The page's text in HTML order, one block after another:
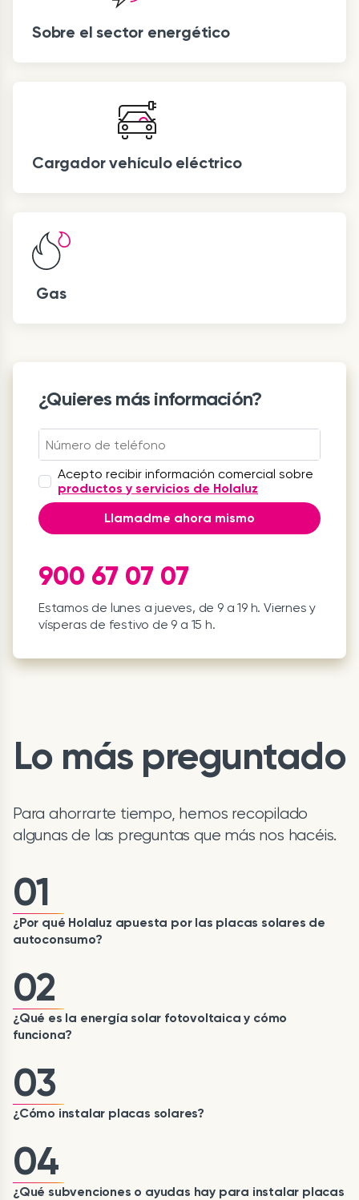
Sobre el sector energético
Cargador vehículo eléctrico
Gas
¿Quieres más información?
Acepto recibir información comercial sobre
productos y servicios de Holaluz
Llamadme ahora mismo
900 67 07 07
Estamos de lunes a jueves, de 9 a 19 h. Viernes y
vísperas de festivo de 9 a 15 h.
Lo más preguntado
Para ahorrarte tiempo, hemos recopilado
algunas de las preguntas que más nos hacéis.
01
¿Por qué Holaluz apuesta por las placas solares de
autoconsumo?
02
¿Qué es la energía solar fotovoltaica y cómo
funciona?
03
¿Cómo instalar placas solares?
04
¿Qué subvenciones o ayudas hay para instalar placas